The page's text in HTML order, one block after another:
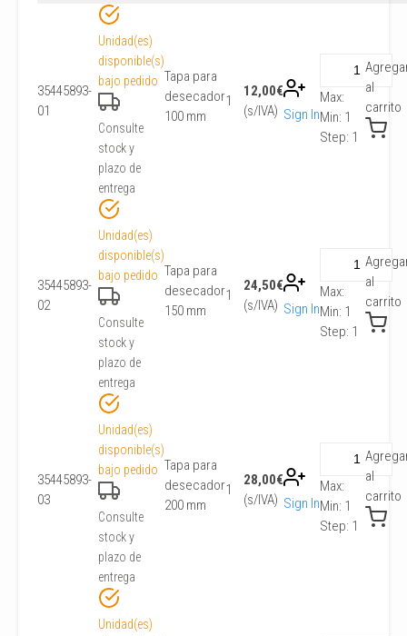
35445893-
01
Unidad(es)
disponible(s)
bajo pedido
Consulte
stock y
plazo de
entrega
Tapa para
desecador
100 mm
1
12,00€
(s/IVA) Sign In
Max:
Min: 1
Step: 1
al
carrito
35445893-
02
Unidad(es)
disponible(s)
bajo pedido
Consulte
stock y
plazo de
entrega
Tapa para
desecador
150 mm
1
24,50€
(s/IVA) Sign In
Max:
Min: 1
Step: 1
al
carrito
35445893-
03
Unidad(es)
disponible(s)
bajo pedido
Consulte
stock y
plazo de
entrega
Tapa para
desecador
200 mm
1
28,00€
(s/IVA) Sign In
Max:
Min: 1
Step: 1
al
carrito
Unidad(es)